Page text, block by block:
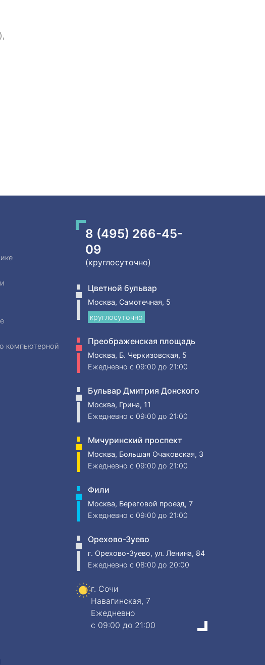
компьютерной
8 (495) 266-45-
09
(круглосуточно)
Цветной бульвар
Москва, Самотечная, 5
круглосуточно
Преображенская площадь
Москва, Б. Черкизовская, 5
Ежедневно c 09:00 до 21:00
Бульвар Дмитрия Донского
Москва, Грина, 11
Ежедневно c 09:00 до 21:00
Мичуринский проспект
Москва, Большая Очаковская, 3
Ежедневно c 09:00 до 21:00
Фили
Москва, Береговой проезд, 7
Ежедневно c 09:00 до 21:00
Орехово-Зуево
г. Орехово-Зуево, ул. Ленина, 84
Ежедневно c 08:00 до 20:00
г. Сочи
Навагинская, 7
Ежедневно
c 09:00 до 21:00